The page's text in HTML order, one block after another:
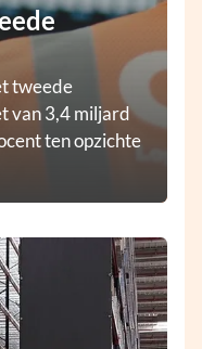
tweede
van 3,4 miljard
ten opzichte